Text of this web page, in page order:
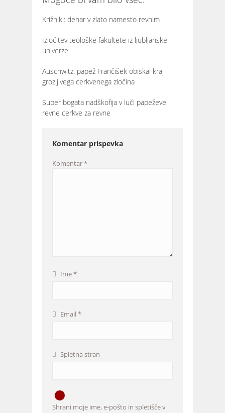
Križniki: denar v zlato namesto revnim
Izločitev teološke fakultete iz ljubljanske
univerze
Auschwitz: papež Frančišek obiskal kraj
grozljivega cerkvenega zločina
Super bogata nadškofija v luči papeževe
revne cerkve za revne
Komentar prispevka
Komentar*
Ime*
Email *
Spletna stran
Shrani moje ime, e-pošto in spletišče v